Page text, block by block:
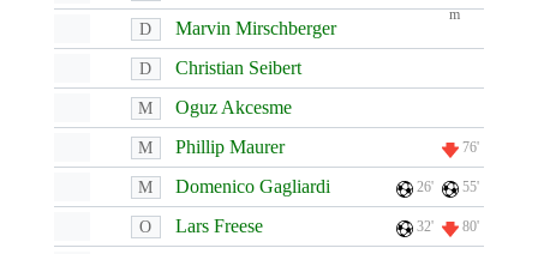
D Marvin Mirschberger
D Christian Seibert
M Oguz Akcesme
M Phillip Maurer 76'
M Domenico Gagliardi 26' 55'
O Lars Freese 32' 80'